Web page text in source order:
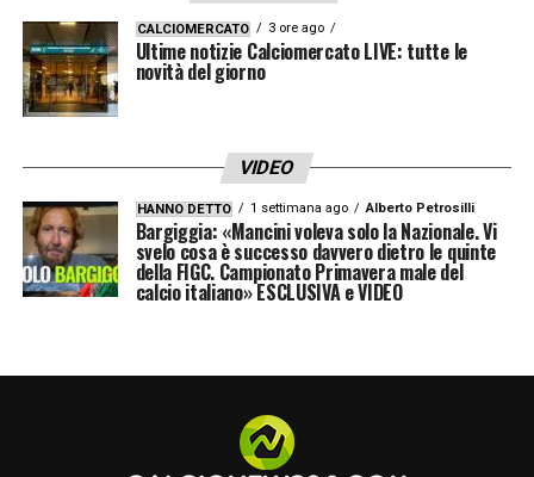
CALCIOMERCATO 3 ore ago
Ultime notizie Calciomercato LIVE: tutte le
novità del giorno
VIDEO
HANNO DETTO 1 settimana ago Alberto Petrosilli
Bargiggia: «Mancini voleva solo la Nazionale. Vi
svelo cosa è successo davvero dietro le quinte
della FIGC. Campionato Primavera male del
calcio italiano» ESCLUSIVA e VIDEO